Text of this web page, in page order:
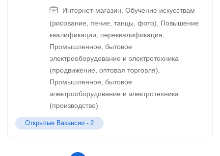
Интернет-магазин Обучение искусствам
(рисование, пение, танцы, фото)
Повышение
квалификации, переквалификация
Промышленное, бытовое
электрооборудование и электротехника
(продвижение, оптовая торговля)
Промышленное, бытовое
электрооборудование и электротехника
(производство)
Открытые Вакансии - 2